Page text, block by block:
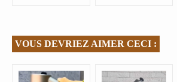
VOUS DEVRIEZ AIMER CECI :